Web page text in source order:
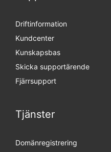
Driftinformation
Kundcenter
Kunskapsbas
Skicka supportärende
Fjärrsupport
Tjänster
Domänregistrering